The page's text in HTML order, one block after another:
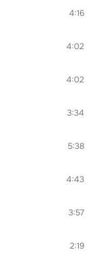
4:16
4:02
4:02
3:34
5:38
4:43
3:57
2:19